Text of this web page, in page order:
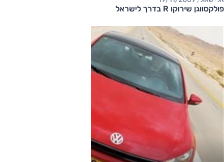
פולקסווגן שירוקו R בדרך לישראל